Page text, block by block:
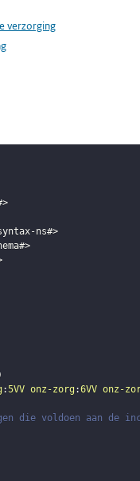
verzorging
>
ns#>
>
:5VV onz-zorg :6VV onz-
die voldoen aan de